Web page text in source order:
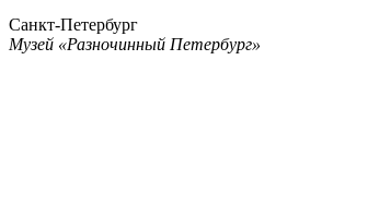
Санкт-Петербург
Музей «Разночинный Петербург»